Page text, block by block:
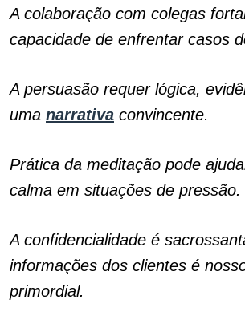
A colaboração com colegas
capacidade de enfrentar casos
A persuasão requer lógica,
uma narrativa convincente.
Prática da meditação pode
calma em situações de pressão.
A confidencialidade é
informações dos clientes é
primordial.